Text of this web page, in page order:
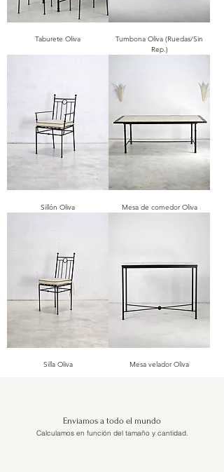
Taburete Oliva
Tumbona Oliva (Ruedas/Sin
Rep.)
Sillón Oliva Mesa de comedor Oliva
Silla Oliva Mesa velador Oliva
Enviamos a todo el mundo
Calculamos en función del tamaño y cantidad.